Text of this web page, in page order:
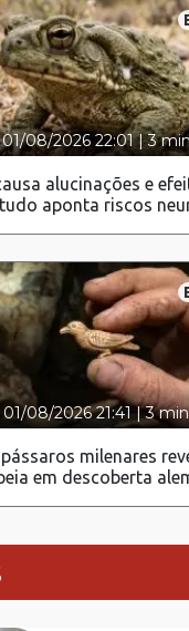
01/08/2026 22:01|3
alucinações e
aponta riscos
01/08/2026 21:41 |3 min
milenares
em descoberta